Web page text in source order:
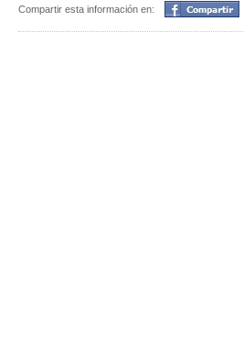
Compartir esta información en: Compartir